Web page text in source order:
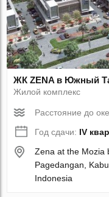
ЖК ZENA в Южный
Жилой комплекс
Расстояние до
Год сдачи: IV
Zena at the Mozia
Pagedangan,
Indonesia